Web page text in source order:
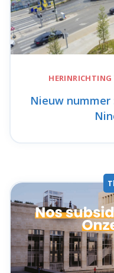
HERINRICHTING
Nieuw